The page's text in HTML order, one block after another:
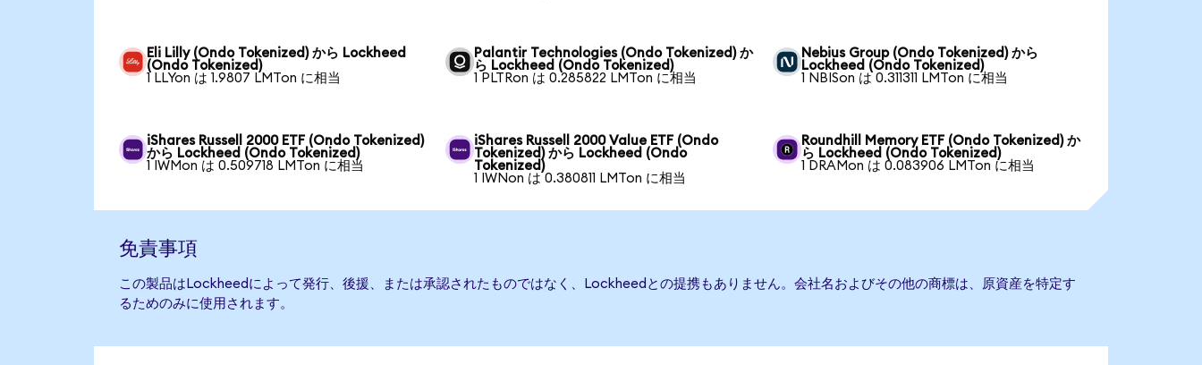
Eli Lilly (Ondo Tokenized) から Lockheed
(Ondo Tokenized)
1 LLYon は 1.9807 LMTon に相当
Palantir Technologies (Ondo Tokenized) か
ら Lockheed (Ondo Tokenized)
1 PLTRon は 0.285822 LMTon に相当
Nebius Group (Ondo Tokenized) から
Lockheed (Ondo Tokenized)
1 NBISon は 0.311311 LMTon に相当
iShares Russell 2000 ETF (Ondo Tokenized)
から Lockheed (Ondo Tokenized)
1 IWMon は 0.509718 LMTon に相当
iShares Russell 2000 Value ETF (Ondo
Tokenized) から Lockheed (Ondo
Tokenized)
1 IWNon は 0.380811 LMTon に相当
Roundhill Memory ETF (Ondo Tokenized) か
ら Lockheed (Ondo Tokenized)
1 DRAMon は 0.083906 LMTon に相当
免責事項
この製品はLockheedによって発行、後援、または承認されたものではなく、Lockheedとの提携もありません。会社名およびその他の商標は、原資産を特定す
るためのみに使用されます。